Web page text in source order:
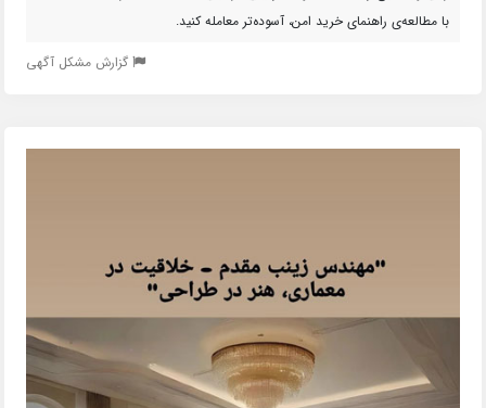
با مطالعه‌ی راهنمای خرید امن، آسوده‌تر معامله کنید.
گزارش مشکل آگهی